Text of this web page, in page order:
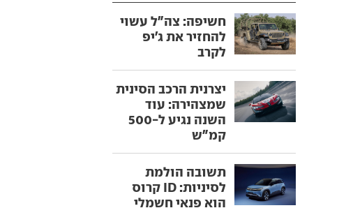
חשיפה: צה"ל עשוי
להחזיר את ג'יפ
לקרב
יצרנית הרכב הסינית
שמצהירה: עוד
השנה נגיע ל-500
קמ"ש
תשובה הולמת
לסיניות: ID קרוס
הוא פנאי חשמלי